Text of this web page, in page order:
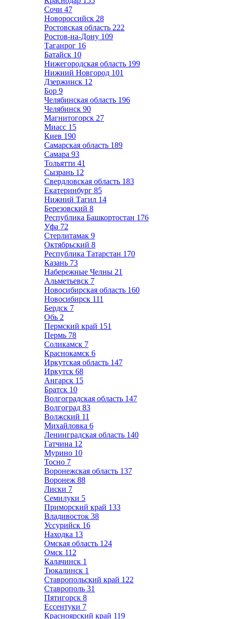
Сочи 47
Новороссийск 28
Ростовская область 222
Ростов-на-Дону 109
Таганрог 16
Батайск 10
Нижегородская область 199
Нижний Новгород 101
Дзержинск 12
Бор 9
Челябинская область 196
Челябинск 90
Магнитогорск 27
Миасс 15
Киев 190
Самарская область 189
Самара 93
Тольятти 41
Сызрань 12
Свердловская область 183
Екатеринбург 85
Нижний Тагил 14
Березовский 8
Республика Башкортостан 176
Уфа 72
Стерлитамак 9
Октябрьский 8
Республика Татарстан 170
Казань 73
Набережные Челны 21
Альметьевск 7
Новосибирская область 160
Новосибирск 111
Бердск 7
Обь 2
Пермский край 151
Пермь 78
Соликамск 7
Краснокамск 6
Иркутская область 147
Иркутск 68
Ангарск 15
Братск 10
Волгоградская область 147
Волгоград 83
Волжский 11
Михайловка 6
Ленинградская область 140
Гатчина 12
Мурино 10
Тосно 7
Воронежская область 137
Воронеж 88
Лиски 7
Семилуки 5
Приморский край 133
Владивосток 38
Уссурийск 16
Находка 13
Омская область 124
Омск 112
Калачинск 1
Тюкалинск 1
Ставропольский край 122
Ставрополь 31
Пятигорск 8
Ессентуки 7
Красноярский край 119